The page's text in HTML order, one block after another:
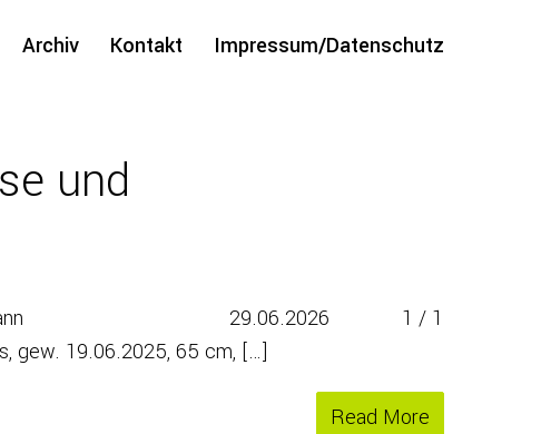
Archiv Kontakt Impressum/Datenschutz
und
Dirk Lindemann 29.06.2026 1 / 1
gew. 19.06.2025, 65 cm, […]
Read More